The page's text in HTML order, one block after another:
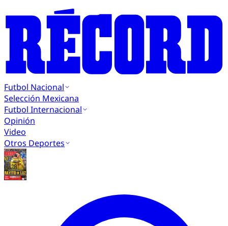
Futbol Nacional
Selección Mexicana
Futbol Internacional
Opinión
Video
Otros Deportes